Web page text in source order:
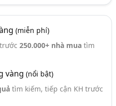
(44)
Hà Tĩnh
Huế
Hậu Giang
(miễn phí)
250.000+ nhà muatìm
vàng (nổi bật)
tìm kiếm, tiếp cận KH trước